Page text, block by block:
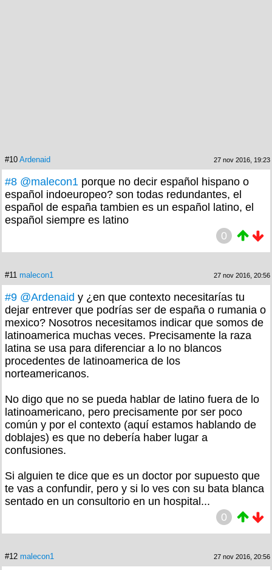
#10 Ardenaid 27 nov 2016, 19:23
#8 @malecon1 porque no decir español hispano o
español indoeuropeo? son todas redundantes, el
español de españa tambien es un español latino, el
español siempre es latino
0
#11 malecon1 27 nov 2016, 20:56
#9 @Ardenaid y ¿en que contexto necesitarías tu
dejar entrever que podrías ser de españa o rumania o
mexico? Nosotros necesitamos indicar que somos de
latinoamerica muchas veces. Precisamente la raza
latina se usa para diferenciar a lo no blancos
procedentes de latinoamerica de los
norteamericanos.
No digo que no se pueda hablar de latino fuera de lo
latinoamericano, pero precisamente por ser poco
común y por el contexto (aquí estamos hablando de
doblajes) es que no debería haber lugar a
confusiones.
Si alguien te dice que es un doctor por supuesto que
te vas a confundir, pero y si lo ves con su bata blanca
sentado en un consultorio en un hospital...
0
#12 malecon1 27 nov 2016, 20:56